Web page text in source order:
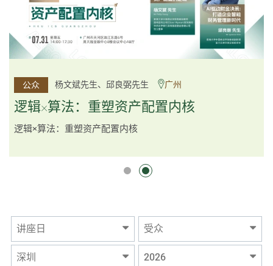
公众
李邱敬贤女士 Ms Rosemarie Yau、潘天佑博士 Dr Tim
Pan、李国平先生 Mr Guoping Li
深圳
公众 杨文斌先生、邱良弼先生 广州
逻辑×算法：重塑资产配置内核
逻辑×算法：重塑资产配置内核
讲座日 受众
深圳 2026